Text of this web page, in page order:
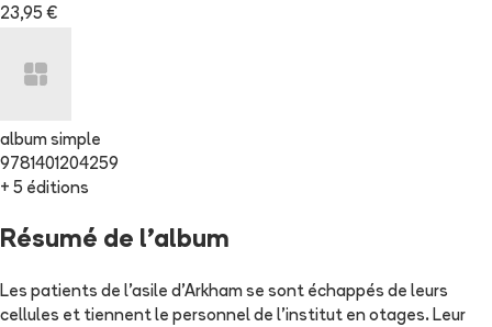
23,95 €
album simple
9781401204259
+ 5 éditions
Résumé de l'album
Les patients de l'asile d'Arkham se sont échappés de leurs
cellules et tiennent le personnel de l'institut en otages. Leur